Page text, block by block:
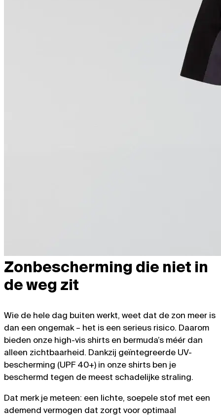
Zonbescherming die niet in
de weg zit
Wie de hele dag buiten werkt, weet dat de zon meer is
dan een ongemak – het is een serieus risico. Daarom
bieden onze high-vis shirts en bermuda’s méér dan
alleen zichtbaarheid. Dankzij geïntegreerde UV-
bescherming (UPF 40+) in onze shirts ben je
beschermd tegen de meest schadelijke straling.
Dat merk je meteen: een lichte, soepele stof met een
ademend vermogen dat zorgt voor optimaal